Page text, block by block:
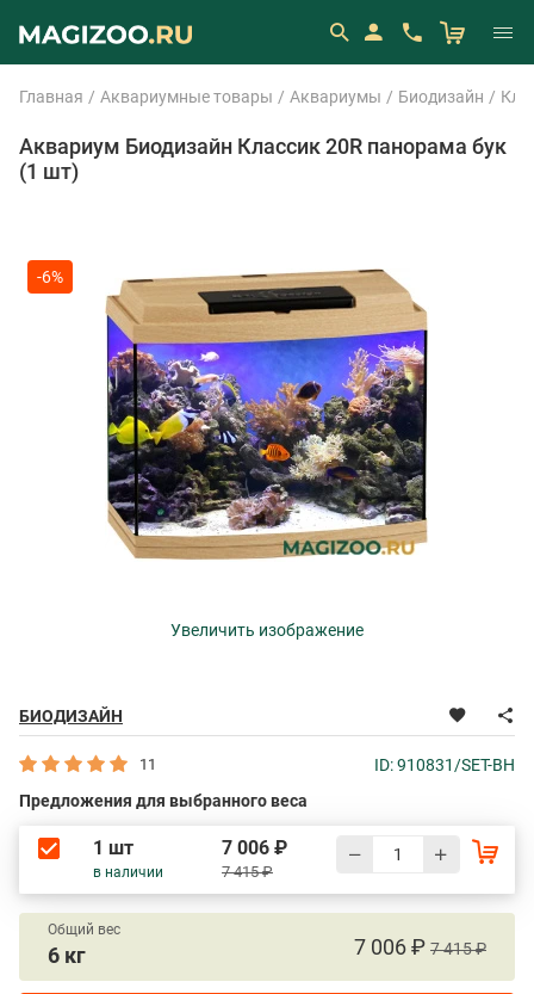
Главная Аквариумные товары Аквариумы Биодизайн
Аквариум Биодизайн Классик 20R панорама бук
(1 шт)
БИОДИЗАЙН
-6%
Увеличить изображение
11
ID: 910831/SET-BH
Предложения для выбранного веса
1 шт
в наличии
7 006 ₽
7 415 ₽
Общий вес
6 кг 7 006 ₽ 7 415 ₽